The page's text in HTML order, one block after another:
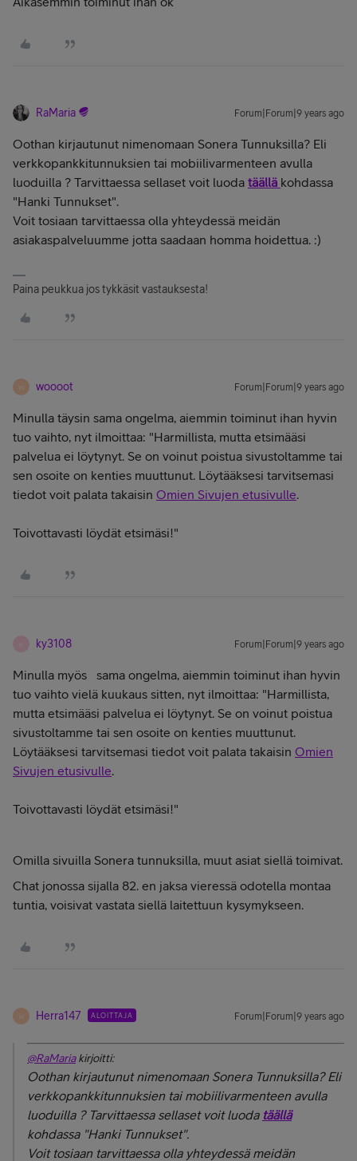
RaMaria Forum|Forum|9 years ago
Oothan kirjautunut nimenomaan Sonera Tunnuksilla? Eli
verkkopankkitunnuksien tai mobiilivarmenteen avulla
luoduilla ? Tarvittaessa sellaset voit luoda täällä kohdassa
"Hanki Tunnukset".
Voit tosiaan tarvittaessa olla yhteydessä meidän
asiakaspalveluumme jotta saadaan homma hoidettua. :)
Paina peukkua jos tykkäsit vastauksesta!
W woooot Forum|Forum|9 years ago
Minulla täysin sama ongelma, aiemmin toiminut ihan hyvin
tuo vaihto, nyt ilmoittaa: "Harmillista, mutta etsimääsi
palvelua ei löytynyt. Se on voinut poistua sivustoltamme tai
sen osoite on kenties muuttunut. Löytääksesi tarvitsemasi
tiedot voit palata takaisin Omien Sivujen etusivulle.
Toivottavasti löydät etsimäsi!"
ky3108 Forum|Forum|9 years ago
Minulla myös sama ongelma, aiemmin toiminut ihan hyvin
tuo vaihto vielä kuukaus sitten, nyt ilmoittaa: "Harmillista,
mutta etsimääsi palvelua ei löytynyt. Se on voinut poistua
sivustoltamme tai sen osoite on kenties muuttunut.
Löytääksesi tarvitsemasi tiedot voit palata takaisin Omien
Sivujen etusivulle.
Toivottavasti löydät etsimäsi!"
Omilla sivuilla Sonera tunnuksilla, muut asiat siellä toimivat.
Chat jonossa sijalla 82. en jaksa vieressä odotella montaa
tuntia, voisivat vastata siellä laitettuun kysymykseen.
H Herra147 ALOITTAJA Forum|Forum|9 years ago
@RaMariakirjoitti:
Oothan kirjautunut nimenomaan Sonera Tunnuksilla? Eli
verkkopankkitunnuksien tai mobiilivarmenteen avulla
luoduilla ? Tarvittaessa sellaset voit luoda täällä
kohdassa "Hanki Tunnukset".
Voit tosiaan tarvittaessa olla yhteydessä meidän